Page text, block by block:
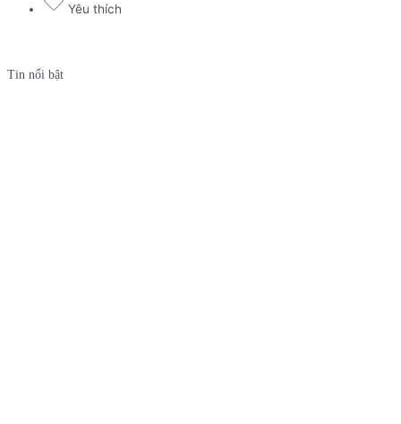
Yêu thích
Tin nổi bật